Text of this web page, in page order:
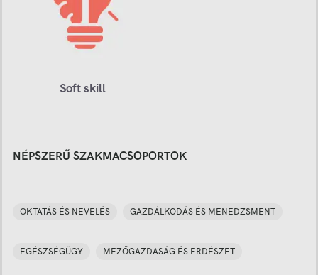
Soft skill
NÉPSZERŰ SZAKMACSOPORTOK
OKTATÁS ÉS NEVELÉS GAZDÁLKODÁS ÉS MENEDZSMENT
EGÉSZSÉGÜGY MEZŐGAZDASÁG ÉS ERDÉSZET